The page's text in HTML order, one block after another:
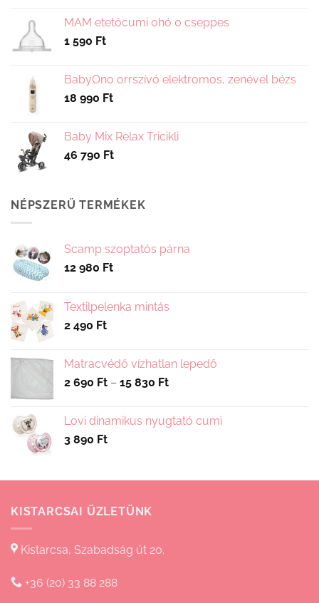
MAM etetőcumi 0hó 0 cseppes
1 590 Ft
BabyOno orrszívó elektromos, zenével bézs
18 990 Ft
Baby Mix Relax Tricikli
46 790 Ft
NÉPSZERŰ TERMÉKEK
Scamp szoptatós párna
12 980 Ft
Textilpelenka mintás
2 490 Ft
Matracvédő vízhatlan lepedő
2 690 Ft – 15 830 FtÁrtartomány:
-
Lovi dinamikus nyugtató cumi
3 890 Ft
KISTARCSAI ÜZLETÜNK
Kistarcsa, Szabadság út 20.
+36 (20) 33 88 288